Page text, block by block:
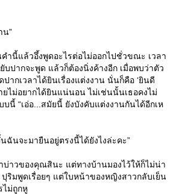
น”
คำนี้แล้วอึ้งพูดอะไรต่อไม่ออกไปชั่วขณะ เวลา
บปากจะพูด แล้วก็ต้องนิ่งค้างอีก เมื่อพบว่าตัว
ปากเวลาได้ยินเรื่องแต่งงาน นั่นก็คือ ‘ยินดี
ยไม่อยากได้ยินแน่นอน ไม่เช่นนั้นเธอคงไม่
บนี้ “เอ่อ...สมัยนี้ ยังบังคับแต่งงานกันได้อีกเห
ฉันจะมายืนอยู่ตรงนี้ได้ยังไงล่ะคะ”
บ่าวของคุณสินะ แต่ทางบ้านมองไว้ให้ก็ไม่น่า
ปุริมพูดเรื่อยๆ แต่ใบหน้าของหญิงสาวกลับเย็น
ไม่ถูกหู